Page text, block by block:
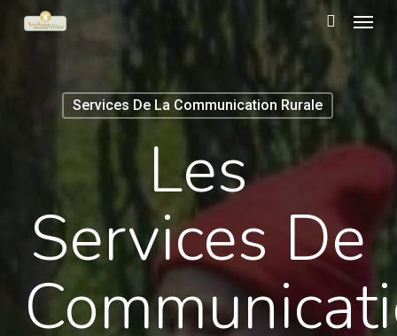
Skip
Services De La Communication Rurale
Les
Services De